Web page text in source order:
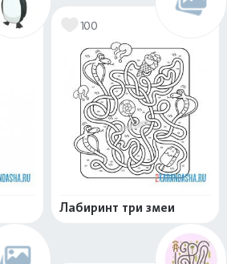
100
Лабиринт три змеи